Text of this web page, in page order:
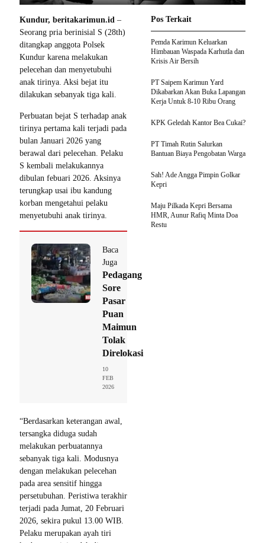
Kundur, beritakarimun.id –
Seorang pria berinisial S (28th)
ditangkap anggota Polsek
Kundur karena melakukan
pelecehan dan menyetubuhi
anak tirinya. Aksi bejat itu
dilakukan sebanyak tiga kali.
Perbuatan bejat S terhadap anak
tirinya pertama kali terjadi pada
bulan Januari 2026 yang
berawal dari pelecehan. Pelaku
S kembali melakukannya
dibulan febuari 2026. Aksinya
terungkap usai ibu kandung
korban mengetahui pelaku
menyetubuhi anak tirinya.
Baca
Juga
Pedagang
Sore
Pasar
Puan
Maimun
Tolak
Direlokasi
10
FEB
2026
“Berdasarkan keterangan awal,
tersangka diduga sudah
melakukan perbuatannya
sebanyak tiga kali. Modusnya
dengan melakukan pelecehan
pada area sensitif hingga
persetubuhan. Peristiwa terakhir
terjadi pada Jumat, 20 Februari
2026, sekira pukul 13.00 WIB.
Pelaku merupakan ayah tiri
Pos Terkait
Pemda Karimun Keluarkan
Himbauan Waspada Karhutla dan
Krisis Air Bersih
PT Saipem Karimun Yard
Dikabarkan Akan Buka Lapangan
Kerja Untuk 8-10 Ribu Orang
KPK Geledah Kantor Bea Cukai?
PT Timah Rutin Salurkan
Bantuan Biaya Pengobatan Warga
Sah! Ade Angga Pimpin Golkar
Kepri
Maju Pilkada Kepri Bersama
HMR, Aunur Rafiq Minta Doa
Restu